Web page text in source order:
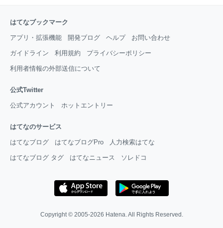
はてなブックマーク
アプリ・拡張機能 開発ブログ ヘルプ お問い合わせ
ガイドライン 利用規約 プライバシーポリシー
利用者情報の外部送信について
公式Twitter
公式アカウント ホットエントリー
はてなのサービス
はてなブログ はてなブログPro 人力検索はてな
はてなブログ タグ はてなニュース ソレドコ
Copyright © 2005-2026 Hatena. All Rights Reserved.